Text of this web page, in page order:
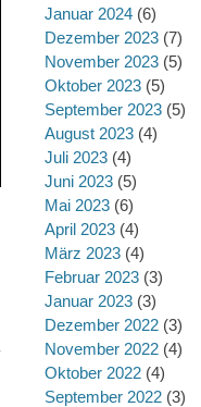
Januar 2024 (6)
Dezember 2023 (7)
November 2023 (5)
Oktober 2023 (5)
September 2023 (5)
August 2023 (4)
Juli 2023 (4)
Juni 2023 (5)
Mai 2023 (6)
April 2023 (4)
März 2023 (4)
Februar 2023 (3)
Januar 2023 (3)
Dezember 2022 (3)
November 2022 (4)
Oktober 2022 (4)
September 2022 (3)